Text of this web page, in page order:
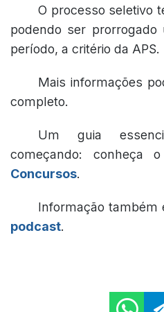
O processo seletivo
podendo ser
período, a critério da APS.
Mais informações
completo.
Um guia
começando: conheça o
Concursos.
Informação também
podcast.